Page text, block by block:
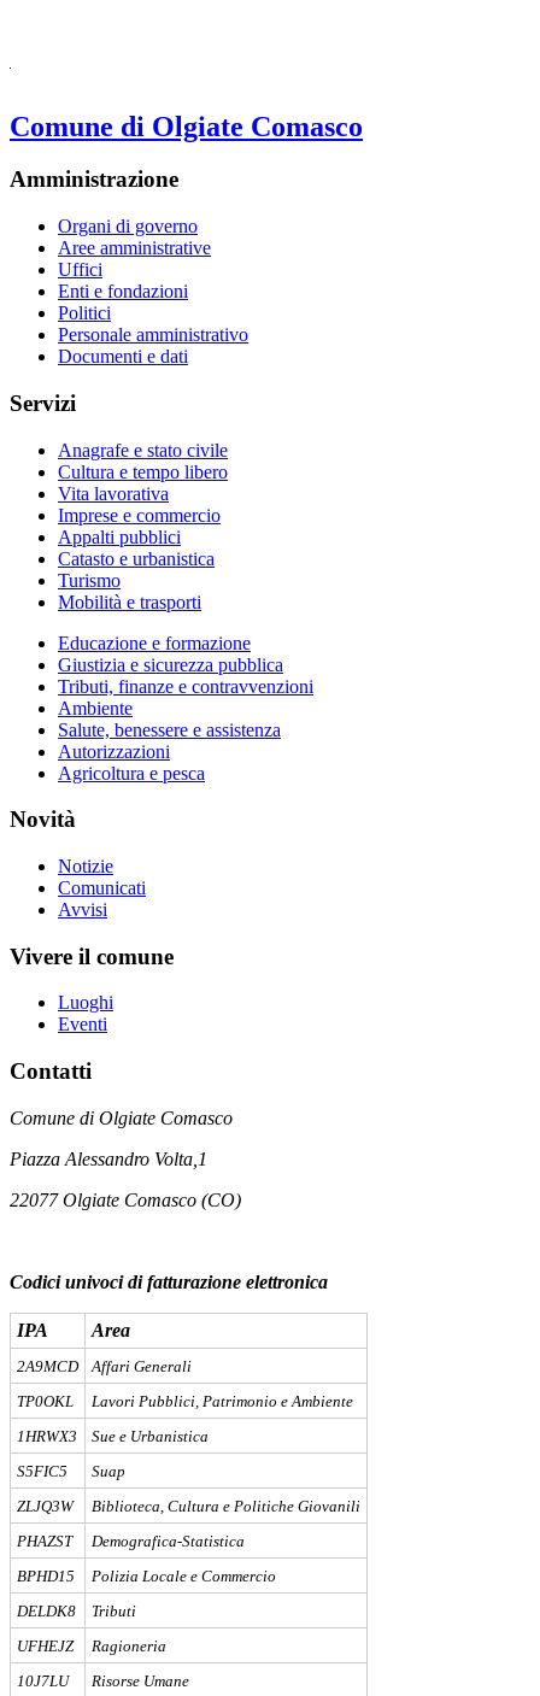
Comune di Olgiate Comasco
Amministrazione
Organi di governo
Aree amministrative
Uffici
Enti e fondazioni
Politici
Personale amministrativo
Documenti e dati
Servizi
Anagrafe e stato civile
Cultura e tempo libero
Vita lavorativa
Imprese e commercio
Appalti pubblici
Catasto e urbanistica
Turismo
Mobilità e trasporti
Educazione e formazione
Giustizia e sicurezza pubblica
Tributi, finanze e contravvenzioni
Ambiente
Salute, benessere e assistenza
Autorizzazioni
Agricoltura e pesca
Novità
Notizie
Comunicati
Avvisi
Vivere il comune
Luoghi
Eventi
Contatti
Comune di Olgiate Comasco
Piazza Alessandro Volta,1
22077 Olgiate Comasco (CO)
Codici univoci di fatturazione elettronica
IPA Area
2A9MCD
Affari Generali
TP0OKL
Lavori Pubblici, Patrimonio e Ambiente
1HRWX3
Sue e Urbanistica
S5FIC5
Suap
ZLJQ3W
Biblioteca, Cultura e Politiche Giovanili
PHAZST
Demografica-Statistica
BPHD15
Polizia Locale e Commercio
DELDK8
Tributi
UFHEJZ
Ragioneria
10J7LU
Risorse Umane